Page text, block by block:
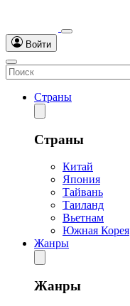
Войти
Страны
Страны
Китай
Япония
Тайвань
Таиланд
Вьетнам
Южная Корея
Жанры
Жанры